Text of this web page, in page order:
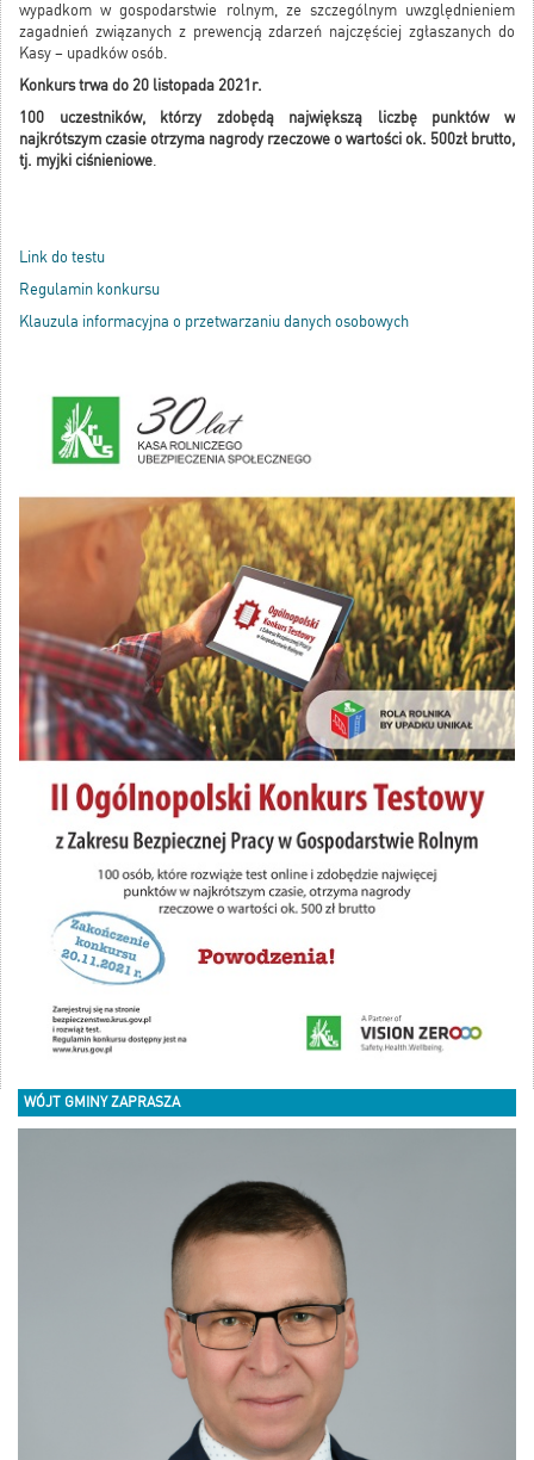
wypadkom w gospodarstwie rolnym, ze szczególnym uwzględnieniem
zagadnień związanych z prewencją zdarzeń najczęściej zgłaszanych do
Kasy – upadków osób.
Konkurs trwa do 20 listopada 2021r.
100 uczestników, którzy zdobędą największą liczbę punktów w
najkrótszym czasie otrzyma nagrody rzeczowe o wartości ok. 500zł brutto,
tj. myjki ciśnieniowe.
Link do testu
Regulamin konkursu
Klauzula informacyjna o przetwarzaniu danych osobowych
WÓJT GMINY ZAPRASZA